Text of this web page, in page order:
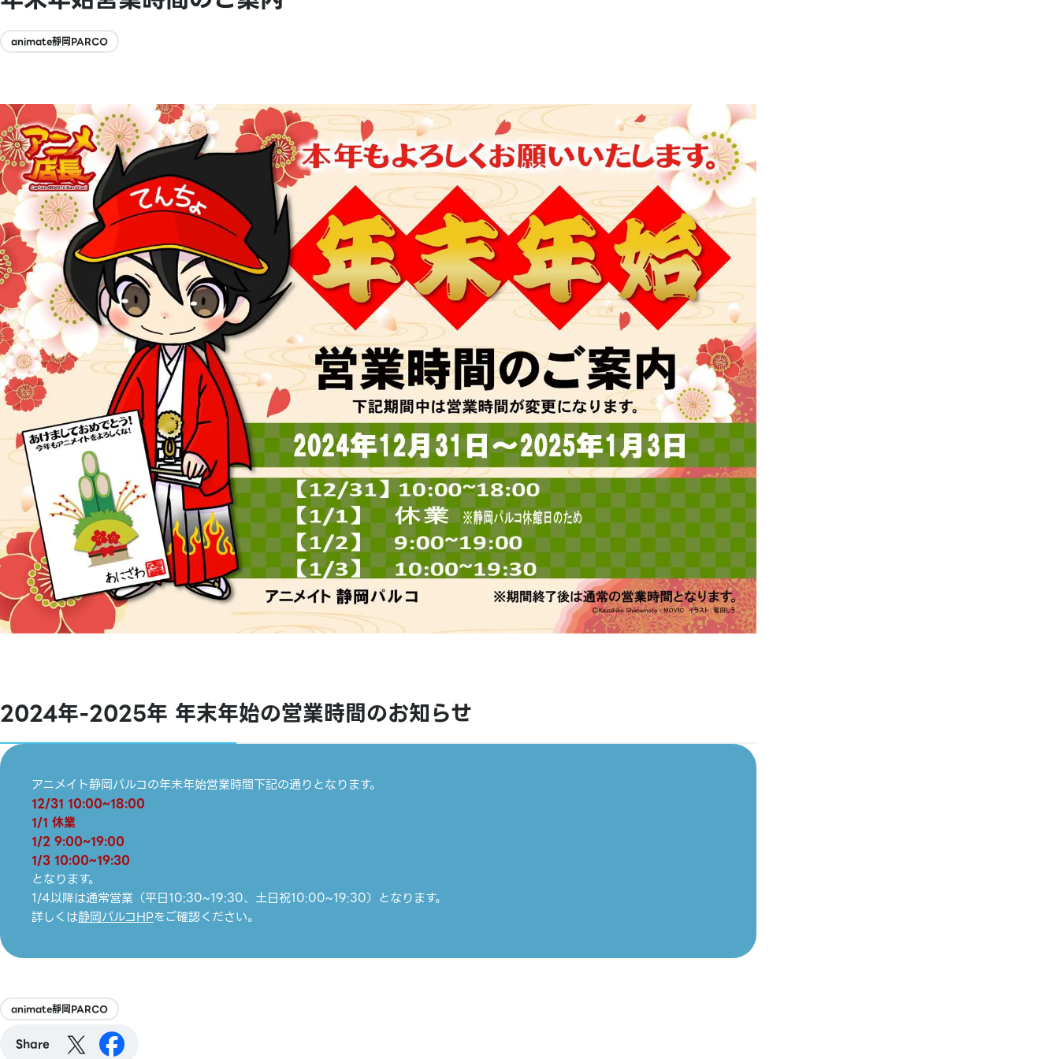
animate靜岡PARCO
2024年-2025年 年末年始の営業時間のお知らせ
アニメイト静岡パルコの年末年始営業時間下記の通りとなります。
12/31 10:00~18:00
1/1 休業
1/2 9:00~19:00
1/3 10:00~19:30
となります。
1/4以降は通常営業（平日10:30~19:30、土日祝10:00~19:30）となります。
詳しくは静岡パルコHPをご確認ください。
animate靜岡PARCO
Share